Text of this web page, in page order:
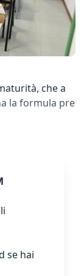
che a
la formula pre
se hai